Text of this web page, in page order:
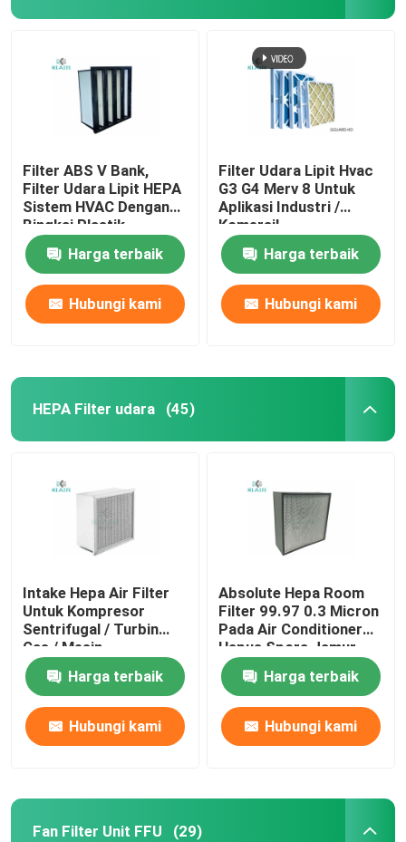
Filter ABS V Bank,
Filter Udara Lipit HEPA
Sistem HVAC Dengan
Bingkai Plastik
Harga terbaik
Hubungi kami
Filter Udara Lipit Hvac
G3 G4 Merv 8 Untuk
Aplikasi Industri /
Komersil
Harga terbaik
Hubungi kami
HEPA Filter udara (45)
Intake Hepa Air Filter
Untuk Kompresor
Sentrifugal / Turbin
Gas / Mesin
Harga terbaik
Hubungi kami
Absolute Hepa Room
Filter 99.97 0.3 Micron
Pada Air Conditioner
Hapus Spora Jamur
Harga terbaik
Hubungi kami
Fan Filter Unit FFU (29)